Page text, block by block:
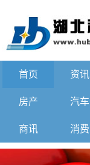
首页 资讯
房产 汽车
商讯 消费